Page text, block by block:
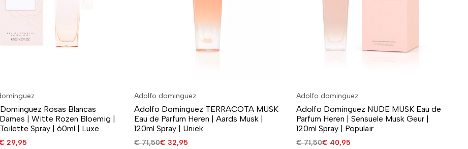
Rosas Blancas
| Witte Rozen Bloemig |
Spray | 60ml | Luxe
29,95
Adolfo dominguez
Adolfo Dominguez TERRACOTA MUSK
Eau de Parfum Heren | Aards Musk |
120ml Spray | Uniek
€71,50€ 32,95
Adolfo dominguez
Adolfo Dominguez NUDE MUSK Eau de
Parfum Heren | Sensuele Musk Geur |
120ml Spray | Populair
€71,50€40,95